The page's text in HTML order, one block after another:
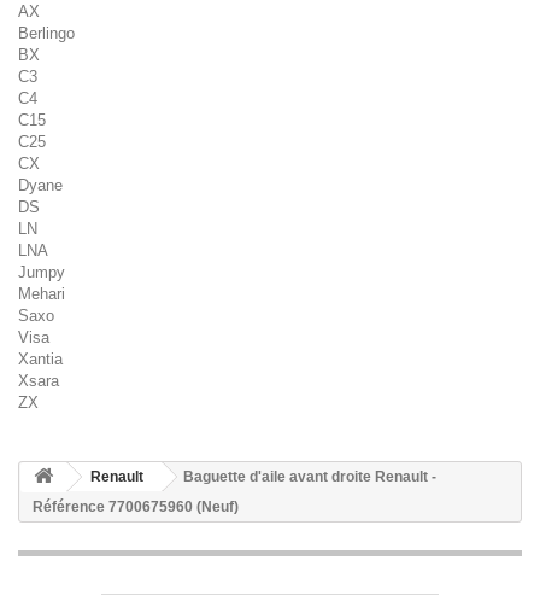
AX
Berlingo
BX
C3
C4
C15
C25
CX
Dyane
DS
LN
LNA
Jumpy
Mehari
Saxo
Visa
Xantia
Xsara
ZX
Renault
Baguette d'aile avant droite Renault -
Référence 7700675960 (Neuf)